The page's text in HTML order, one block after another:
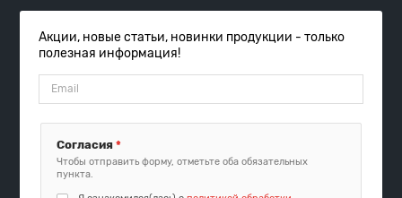
Акции, новые статьи, новинки продукции - только
полезная информация!
Согласия*
Чтобы отправить форму, отметьте оба обязательных
пункта.